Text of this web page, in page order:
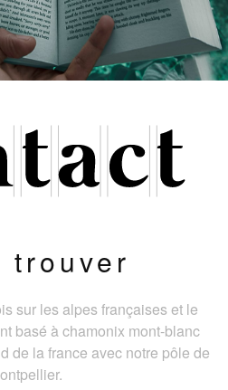
trouver
sur les alpes françaises et le
basé à chamonix mont-blanc
de la france avec notre pôle de